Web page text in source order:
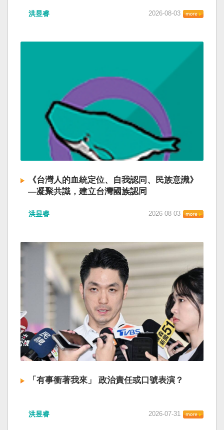
洪昱睿 2026-08-03
《台灣人的血統定位、自我認同、民族意識》
—凝聚共識，建立台灣國族認同
洪昱睿 2026-08-03
「有事衝著我來」 政治責任或口號表演？
洪昱睿 2026-07-31